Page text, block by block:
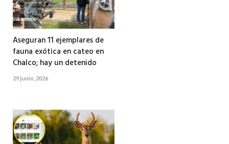
Aseguran 11 ejemplares de
fauna exótica en cateo en
Chalco; hay un detenido
29 junio, 2026